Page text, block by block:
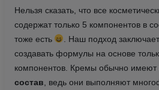
Нельзя сказать, что все
содержат только 5 компонентов в
тоже есть
. Наш подход
создавать формулы на основе
компонентов. Кремы обычно имеют
состав , ведь они выполняют